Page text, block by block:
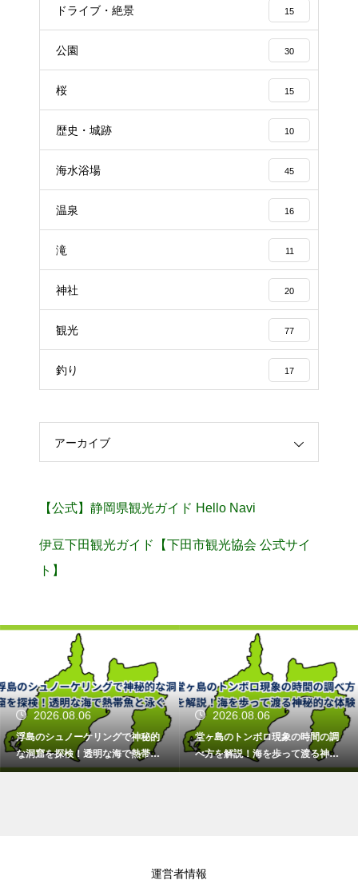
ドライブ・絶景 15
公園 30
桜 15
歴史・城跡 10
海水浴場 45
温泉 16
滝 11
神社 20
観光 77
釣り 17
アーカイブ
【公式】静岡県観光ガイド Hello Navi
伊豆下田観光ガイド【下田市観光協会 公式サイ
ト】
2026.08.06
浮島のシュノーケリングで神秘的
な洞窟を探検！透明な海で熱帯魚
と泳ぐ
2026.08.06
堂ヶ島のトンボロ現象の時間の調
べ方を解説！海を歩って渡る神秘
的な体験
運営者情報